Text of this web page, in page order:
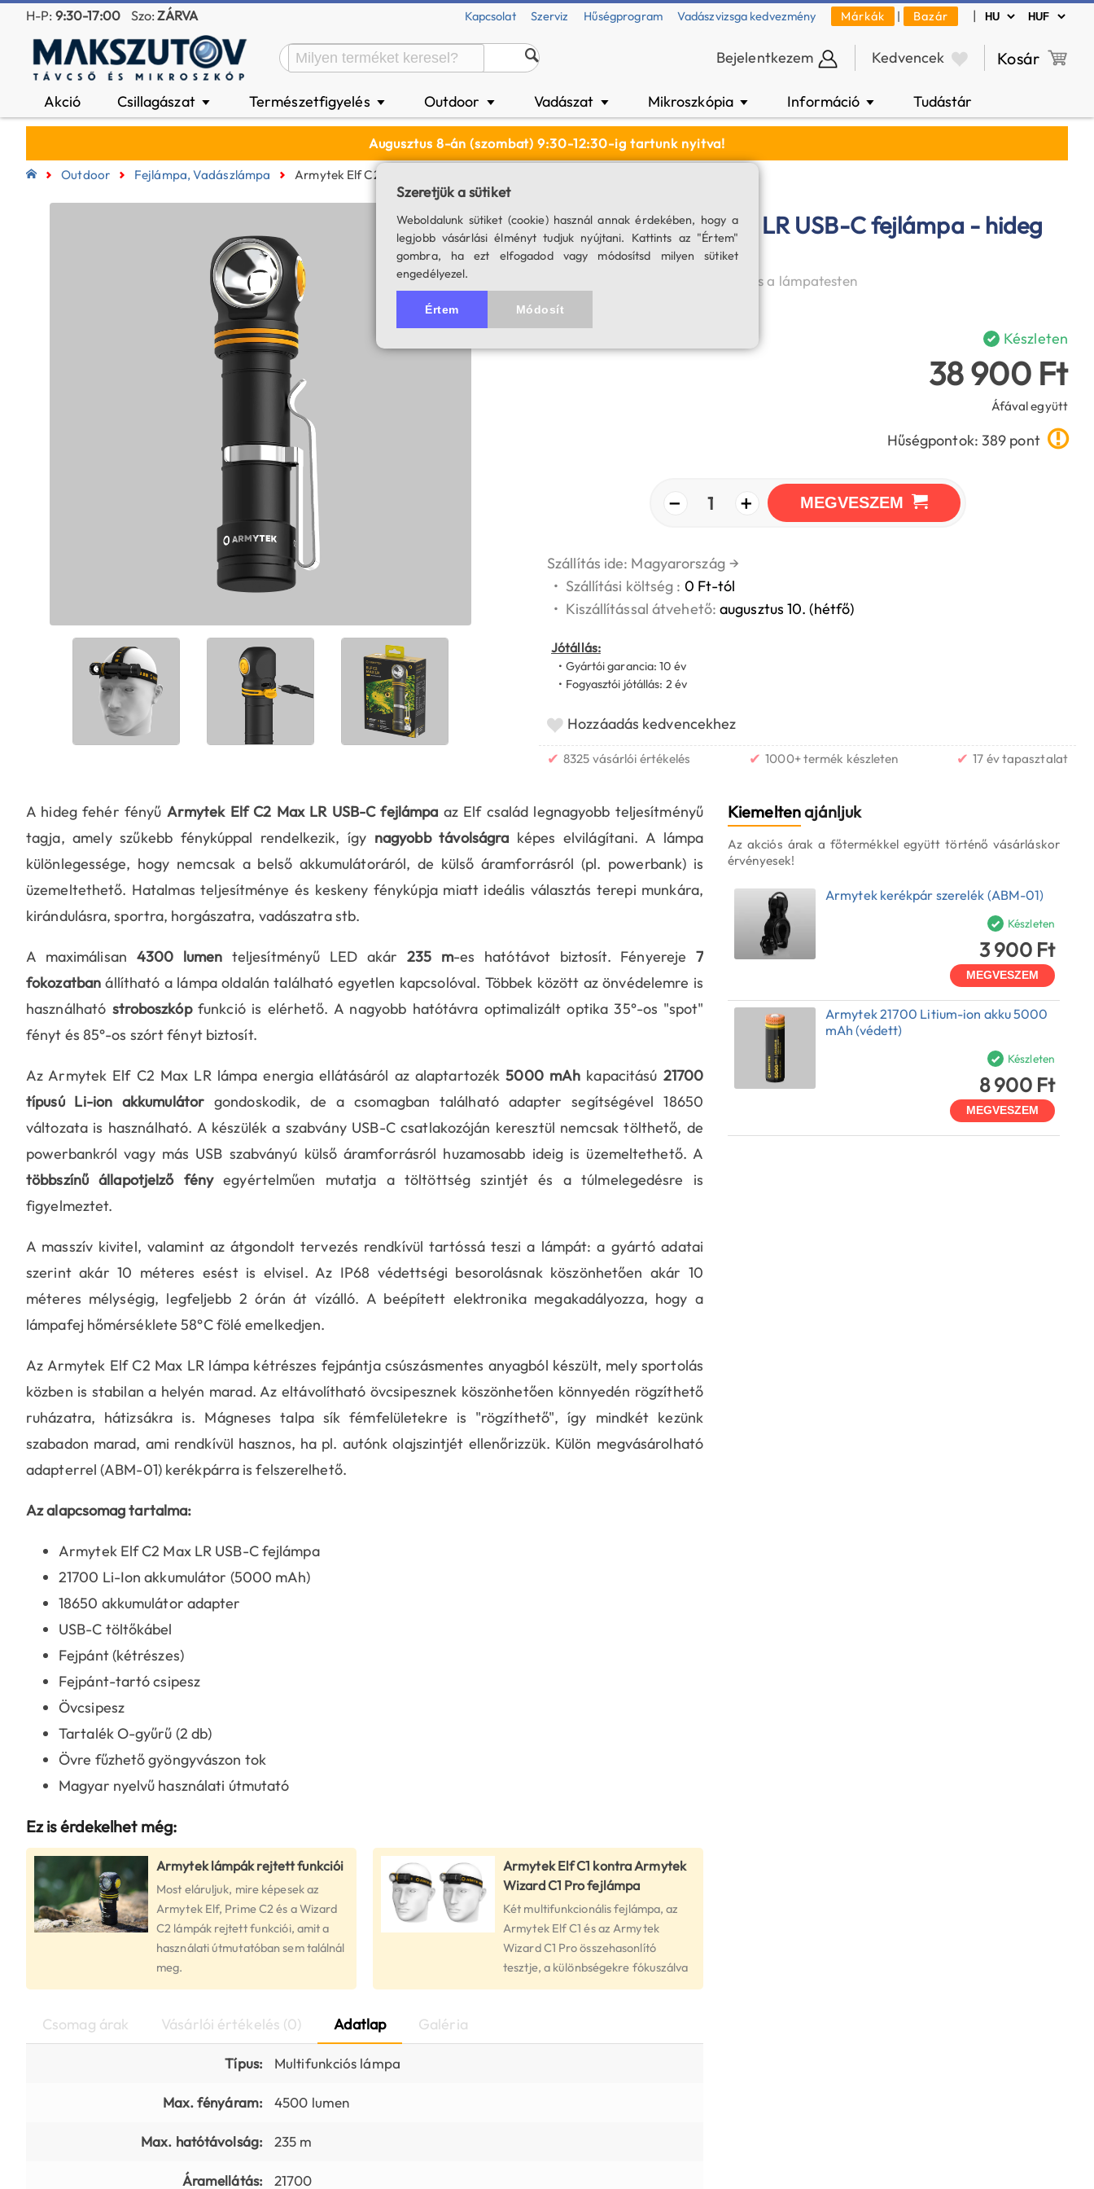
H-P: 9:30-17:00 Szo:ZÁRVA Kapcsolat Szerviz Hűségprogram Vadászvizsga kedvezmény Márkák | Bazár |
Bejelentkezem Kedvencek Kosár
Akció Csillagászat ▼ Természetfigyelés ▼ Outdoor ▼ Vadászat ▼ Mikroszkópia ▼ Információ ▼ Tudástár
Augusztus 8-án (szombat) 9:30-12:30-ig tartunk nyitva!
Outdoor Fejlámpa, Vadászlámpa Armytek Elf C2 Max LR USB-C Fejlámpa - Hideg Fehér Fényű
Armytek Elf C2 Max LR USB-C fejlámpa - hideg
fehér fényű
Közvetlen USB-C töltő csatlakozás a lámpatesten
SKU: 04985
Készleten
38 900 Ft
Áfával együtt
Hűségpontok: 389 pont
− 1 + MEGVESZEM
Szállítás ide: Magyarország →
• Szállítási költség : 0 Ft-tól
• Kiszállítással átvehető:augusztus 10. (hétfő)
Jótállás:
• Gyártói garancia: 10 év
• Fogyasztói jótállás: 2 év
Hozzáadás kedvencekhez
✔ 8325 vásárlói értékelés ✔ 1000+ termék készleten ✔ 17 év tapasztalat
A hideg fehér fényű Armytek Elf C2 Max LR USB-C fejlámpa az Elf család legnagyobb teljesítményű
tagja, amely szűkebb fénykúppal rendelkezik, így nagyobb távolságra képes elvilágítani. A lámpa
különlegessége, hogy nemcsak a belső akkumulátoráról, de külső áramforrásról (pl. powerbank) is
üzemeltethető. Hatalmas teljesítménye és keskeny fénykúpja miatt ideális választás terepi munkára,
kirándulásra, sportra, horgászatra, vadászatra stb.
A maximálisan 4300 lumen teljesítményű LED akár 235 m-es hatótávot biztosít. Fényereje 7
fokozatban állítható a lámpa oldalán található egyetlen kapcsolóval. Többek között az önvédelemre is
használható stroboszkóp funkció is elérhető. A nagyobb hatótávra optimalizált optika 35°-os "spot"
fényt és 85°-os szórt fényt biztosít.
Az Armytek Elf C2 Max LR lámpa energia ellátásáról az alaptartozék5000 mAh kapacitású 21700
típusú Li-ion akkumulátor gondoskodik, de a csomagban található adapter segítségével 18650
változata is használható. A készülék a szabvány USB-C csatlakozóján keresztül nemcsak tölthető, de
powerbankról vagy más USB szabványú külső áramforrásról huzamosabb ideig is üzemeltethető. A
többszínű állapotjelző fényegyértelműen mutatja a töltöttség szintjét és a túlmelegedésre is
figyelmeztet.
A masszív kivitel, valamint az átgondolt tervezés rendkívül tartóssá teszi a lámpát: a gyártó adatai
szerint akár 10 méteres esést is elvisel. Az IP68 védettségi besorolásnak köszönhetően akár 10
méteres mélységig, legfeljebb 2 órán át vízálló. A beépített elektronika megakadályozza, hogy a
lámpafej hőmérséklete 58°C fölé emelkedjen.
Az Armytek Elf C2 Max LR lámpa kétrészes fejpántja csúszásmentes anyagból készült, mely sportolás
közben is stabilan a helyén marad. Az eltávolítható övcsipesznek köszönhetően könnyedén rögzíthető
ruházatra, hátizsákra is. Mágneses talpa sík fémfelületekre is "rögzíthető", így mindkét kezünk
szabadon marad, ami rendkívül hasznos, ha pl. autónk olajszintjét ellenőrizzük. Külön megvásárolható
adapterrel (ABM-01) kerékpárra is felszerelhető.
Az alapcsomag tartalma:
Armytek Elf C2 Max LR USB-C fejlámpa
21700 Li-Ion akkumulátor (5000 mAh)
18650 akkumulátor adapter
USB-C töltőkábel
Fejpánt (kétrészes)
Fejpánt-tartó csipesz
Övcsipesz
Tartalék O-gyűrű (2 db)
Övre fűzhető gyöngyvászon tok
Magyar nyelvű használati útmutató
Ez is érdekelhet még:
Armytek lámpák rejtett funkciói
Most eláruljuk, mire képesek az
Armytek Elf, Prime C2 és a Wizard
C2 lámpák rejtett funkciói, amit a
használati útmutatóban sem találnál
meg.
Armytek Elf C1 kontra Armytek
Wizard C1 Pro fejlámpa
Két multifunkcionális fejlámpa, az
Armytek Elf C1 és az Armytek
Wizard C1 Pro összehasonlító
tesztje, a különbségekre fókuszálva
Csomag árak Vásárlói értékelés (0) Adatlap Galéria
Típus: Multifunkciós lámpa
Max. fényáram: 4500 lumen
Max. hatótávolság: 235 m
Áramellátás: 21700
Kiemeltenajánljuk
Az akciós árak a főtermékkel együtt történő vásárláskor
érvényesek!
Armytek kerékpár szerelék (ABM-01)
Készleten
3 900 Ft
MEGVESZEM
Armytek 21700 Litium-ion akku 5000
mAh (védett)
Készleten
8 900 Ft
MEGVESZEM
Szeretjük a sütiket
Weboldalunk sütiket (cookie) használ annak érdekében, hogy a
legjobb vásárlási élményt tudjuk nyújtani. Kattints az "Értem"
gombra, ha ezt elfogadod vagy módosítsd milyen sütiket
engedélyezel.
Értem Módosít